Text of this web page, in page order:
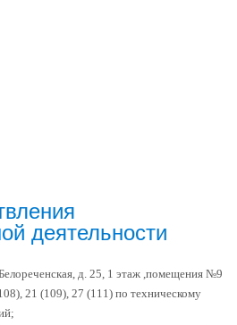
деятельности
д. 25, 1 этаж ,помещения №9
21 (109), 27 (111) по техническому